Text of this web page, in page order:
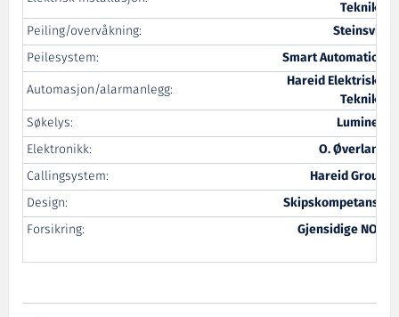
Teknikk
Peiling/overvåkning:
Steinsvik
Peilesystem:
Smart Automation
Automasjon/alarmanlegg:
Hareid Elektriske
Teknikk
Søkelys:
Luminell
Elektronikk:
O. Øverland
Callingsystem:
Hareid Group
Design:
Skipskompetanse
Forsikring:
Gjensidige NOR